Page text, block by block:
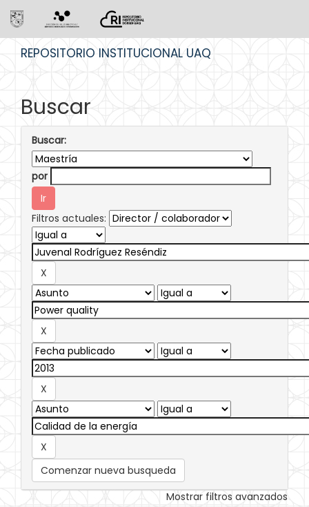
REPOSITORIO INSTITUCIONAL UAQ
Buscar
Buscar:
por
Filtros actuales:
Comenzar nueva busqueda
Mostrar filtros avanzados